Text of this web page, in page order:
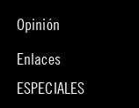
Opinión
Enlaces
ESPECIALES